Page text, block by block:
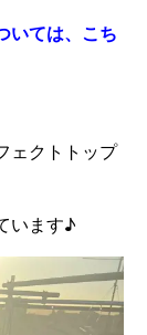
いては、こち
ェクトトップ
います♪